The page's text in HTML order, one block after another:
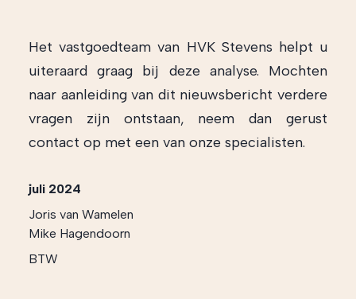
Het vastgoedteam van HVK Stevens helpt u
uiteraard graag bij deze analyse. Mochten
naar aanleiding van dit nieuwsbericht verdere
vragen zijn ontstaan, neem dan gerust
contact op met een van onze specialisten.
juli 2024
Joris van Wamelen
Mike Hagendoorn
BTW